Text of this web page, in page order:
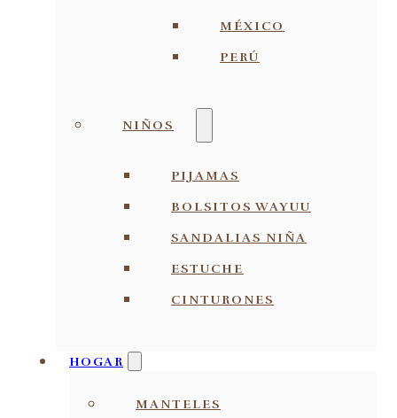
MÉXICO
PERÚ
NIÑOS
PIJAMAS
BOLSITOS WAYUU
SANDALIAS NIÑA
ESTUCHE
CINTURONES
HOGAR
MANTELES